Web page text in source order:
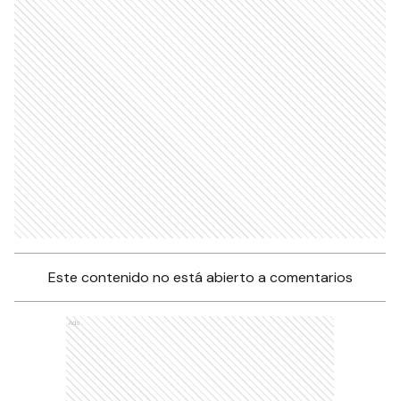
Este contenido no está abierto a comentarios
Ads